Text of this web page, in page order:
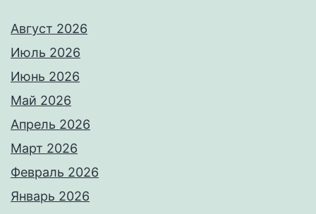
Август 2026
Июль 2026
Июнь 2026
Май 2026
Апрель 2026
Март 2026
Февраль 2026
Январь 2026